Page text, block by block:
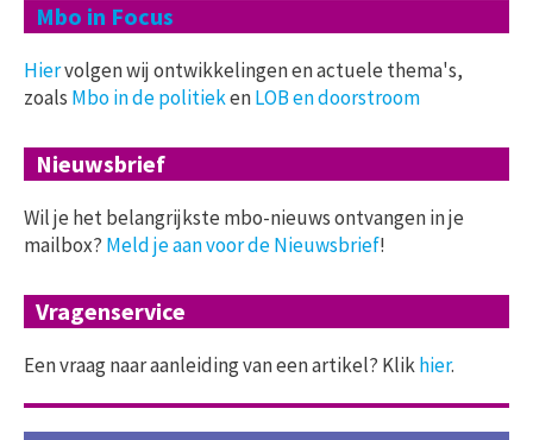
Mbo in Focus
Hiervolgen wij ontwikkelingen en actuele thema's,
zoals Mbo in de politiekenLOB en doorstroom
Nieuwsbrief
Wil je het belangrijkste mbo-nieuws ontvangen in je
mailbox? Meld je aan voor de Nieuwsbrief!
Vragenservice
Een vraag naar aanleiding van een artikel? Klikhier.